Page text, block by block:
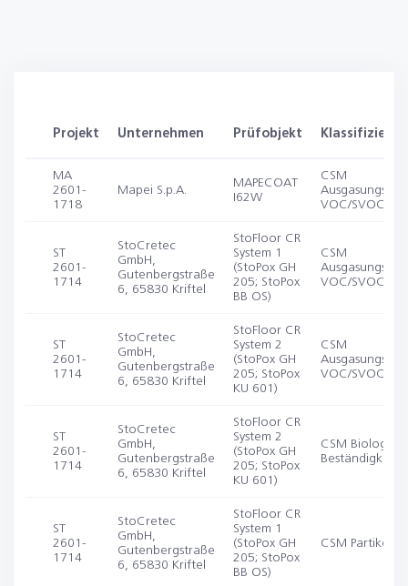
Projekt Unternehmen Prüfobjekt
MA
2601-
1718
Mapei S.p.A.
MAPECOAT
I62W
CSM
VOC/SVOC
ST
2601-
1714
StoCretec
GmbH,
Gutenbergstraße
6, 65830 Kriftel
StoFloor CR
System 1
(StoPox GH
205; StoPox
BB OS)
CSM
VOC/SVOC
ST
2601-
1714
StoCretec
GmbH,
Gutenbergstraße
6, 65830 Kriftel
StoFloor CR
System 2
(StoPox GH
205; StoPox
KU 601)
CSM
VOC/SVOC
ST
2601-
1714
StoCretec
GmbH,
Gutenbergstraße
6, 65830 Kriftel
StoFloor CR
System 2
(StoPox GH
205; StoPox
KU 601)
CSM
Beständigkeit
ST
2601-
1714
StoCretec
GmbH,
Gutenbergstraße
6, 65830 Kriftel
StoFloor CR
System 1
(StoPox GH
205; StoPox
BB OS)
CSM